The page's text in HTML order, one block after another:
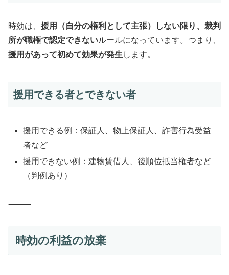
時効は、 援用（自分の権利として主張）しない限り、裁判
所が職権で認定できないルールになっています。つまり、
援用があって初めて効果が発生 します。
援用できる者とできない者
援用できる例：保証人、物上保証人、詐害行為受益
者など
援用できない例：建物賃借人、後順位抵当権者など
（判例あり）
⸻
時効の利益の放棄